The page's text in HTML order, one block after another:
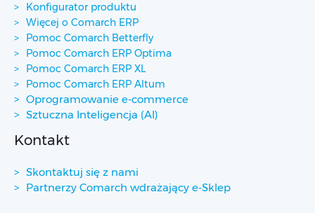
Konfigurator produktu
Więcej o Comarch ERP
Pomoc Comarch Betterfly
Pomoc Comarch ERP Optima
Pomoc Comarch ERP XL
Pomoc Comarch ERP Altum
Oprogramowanie e-commerce
Sztuczna Inteligencja (AI)
Kontakt
Skontaktuj się z nami
Partnerzy Comarch wdrażający e-Sklep